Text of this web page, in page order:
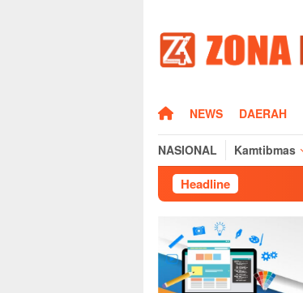
konten
HOMENEWS DAERAH
NASIONAL Kamtibmas
Headline